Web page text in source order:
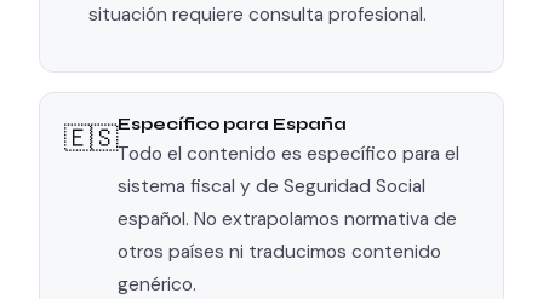
situación requiere consulta profesional.
🇪🇸Específico para España
Todo el contenido es específico para el
sistema fiscal y de Seguridad Social
español. No extrapolamos normativa de
otros países ni traducimos contenido
genérico.